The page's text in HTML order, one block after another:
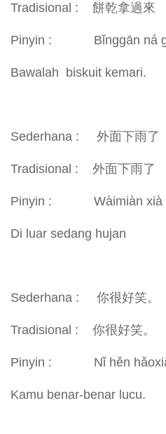
Tradisional : 餅乾拿過來
Pinyin : Bǐnggān ná
Bawalah biskuit kemari.
Sederhana : 外面下雨了
Tradisional : 外面下雨了
Pinyin : Wàimiàn xià
Di luar sedang hujan
Sederhana : 你很好笑。
Tradisional : 你很好笑。
Pinyin : Nǐ hěn
Kamu benar-benar lucu.